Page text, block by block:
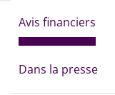
Avis financiers
Dans la presse